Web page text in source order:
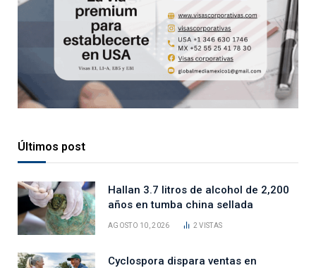
Últimos post
Hallan 3.7 litros de alcohol de 2,200
años en tumba china sellada
AGOSTO 10, 2026 2VISTAS
Cyclospora dispara ventas en